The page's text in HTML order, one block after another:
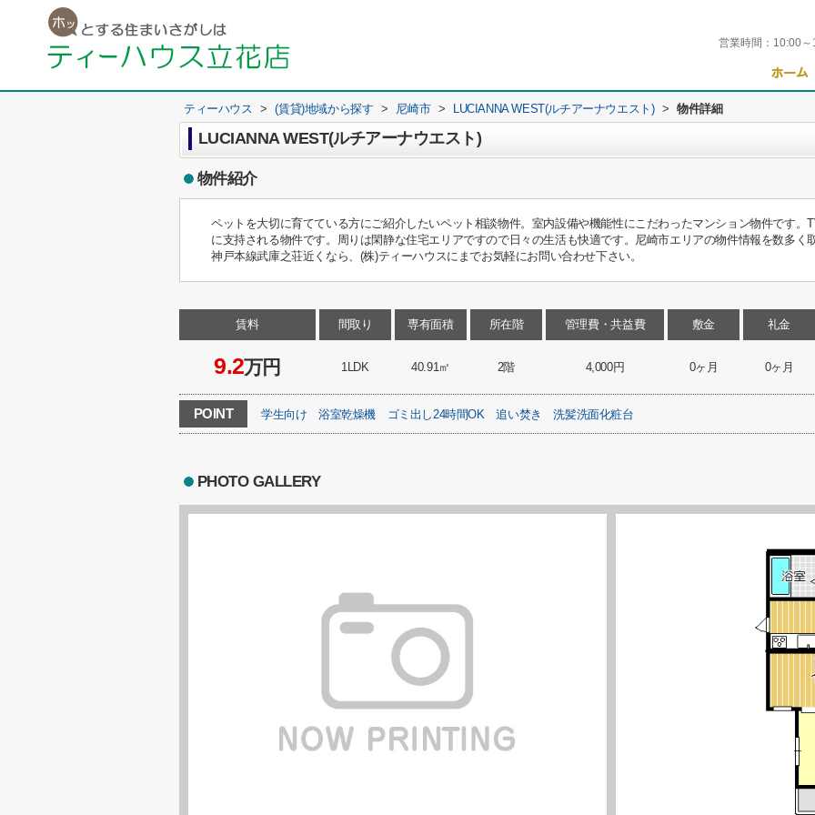
営業時間： 10:00～
ティーハウス > (賃貸)地域から探す > 尼崎市 > LUCIANNA WEST(ルチアーナウエスト) > 物件詳細
LUCIANNA WEST(ルチアーナウエスト)
物件紹介
ペットを大切に育てている方にご紹介したいペット相談物件。室内設備や機能性にこだわったマンション物件です。
に支持される物件です。周りは閑静な住宅エリアですので日々の生活も快適です。尼崎市エリアの物件情報を数多く
神戸本線武庫之荘近くなら、(株)ティーハウスにまでお気軽にお問い合わせ下さい。
賃料
9.2万円
間取り
1LDK
専有面積
40.91㎡
所在階
2階
管理費・共益費
4,000円
敷金
0ヶ月
礼金
0ヶ月
POINT 学生向け 浴室乾燥機 ゴミ出し24時間OK 追い焚き 洗髪洗面化粧台
PHOTO GALLERY